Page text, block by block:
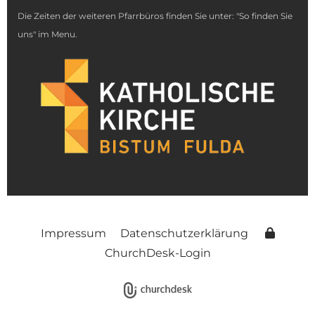
Die Zeiten der weiteren Pfarrbüros finden Sie unter: "So finden Sie
uns" im Menu.
Impressum
Datenschutzerklärung
ChurchDesk-Login